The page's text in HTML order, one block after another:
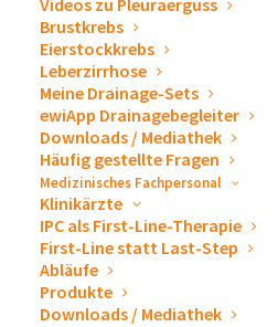
Videos zu Pleuraerguss
Brustkrebs
Eierstockkrebs
Leberzirrhose
Meine Drainage-Sets
ewiApp Drainagebegleiter
Downloads / Mediathek
Häufig gestellte Fragen
Medizinisches Fachpersonal
Klinikärzte
IPC als First-Line-Therapie
First-Line statt Last-Step
Abläufe
Produkte
Downloads / Mediathek
Geschäftsführer Mag.
Firmenbuchnummer: FN 406317a
Tel.: +43 2231 22500
Fax: +43 2231 22500-13